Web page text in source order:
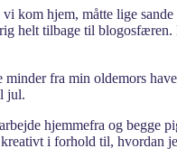
kom hjem, måtte lige
helt tilbage til
fra min oldemors
jul.
hjemmefra og begge
i forhold til,